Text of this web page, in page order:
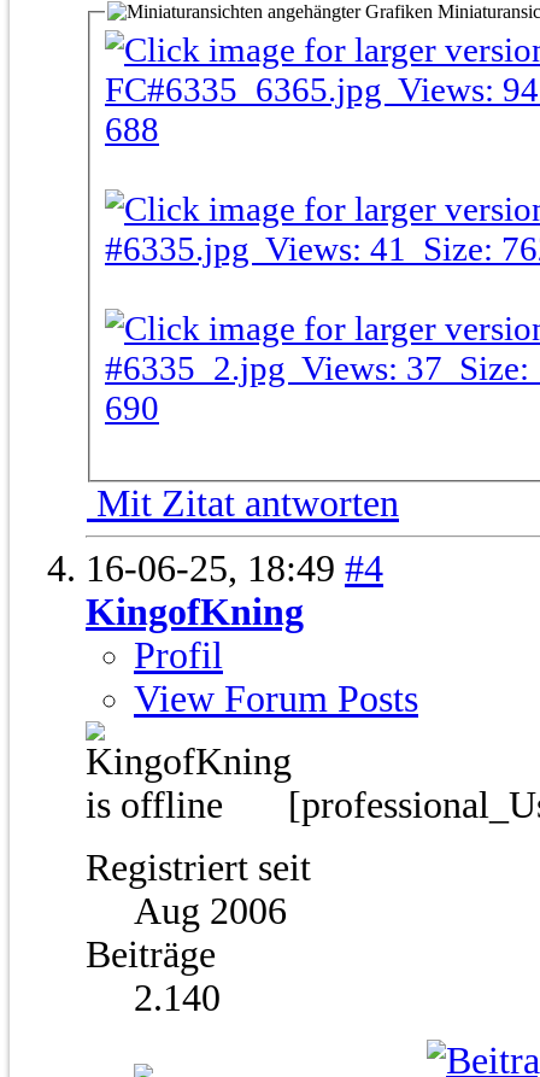
Mit Zitat antworten
16-06-25, 18:49 #4
KingofKning
Profil
View Forum Posts
Registriert seit
Aug 2006
Beiträge
2.140